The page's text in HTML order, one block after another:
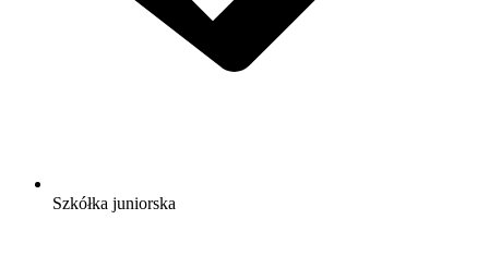
Szkółka juniorska